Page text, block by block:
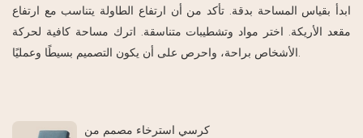
ابدأ بقياس المساحة بدقة. تأكد من أن ارتفاع الطاولة يتناسب مع ارتفاع
مقعد الأريكة. اختر مواد وتشطيبات متناسقة. اترك مساحة كافية لحركة
كرسي استرخاء مصمم من